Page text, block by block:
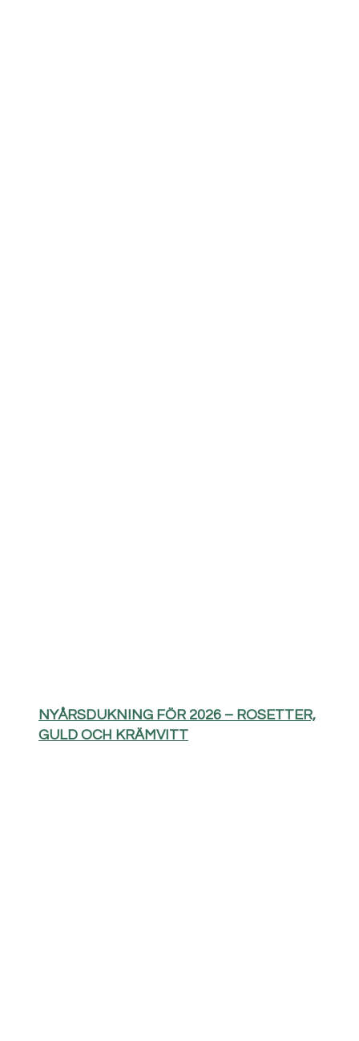
NYÅRSDUKNING FÖR 2026 – ROSETTER,
GULD OCH KRÄMVITT